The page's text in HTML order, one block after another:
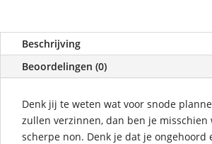
Beschrijving
Beoordelingen (0)
Denk jij te weten wat voor snode
zullen verzinnen, dan ben je misschien
scherpe non. Denk je dat je ongehoord